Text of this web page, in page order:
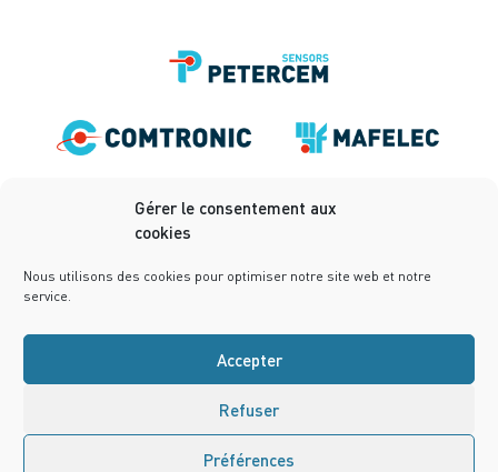
Gérer le consentement aux
cookies
Nous utilisons des cookies pour optimiser notre site web et notre
service.
Accepter
Refuser
Préférences
Rechtliche Informationen
Datenschutzbestimmungen
Bedingungen-und-Konditionen
Cookies Policy (EU)
Conception :notrestudio.fr